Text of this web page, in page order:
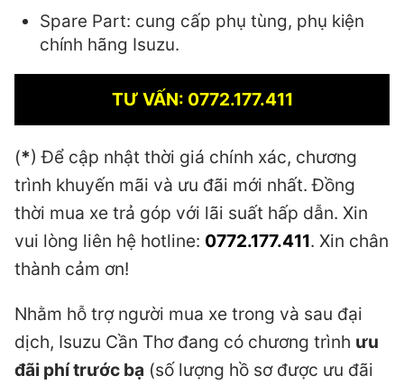
Spare Part: cung cấp phụ tùng, phụ kiện
chính hãng Isuzu.
TƯ VẤN: 0772.177.411
(*) Để cập nhật thời giá chính xác, chương
trình khuyến mãi và ưu đãi mới nhất. Đồng
thời mua xe trả góp với lãi suất hấp dẫn. Xin
vui lòng liên hệ hotline: 0772.177.411. Xin chân
thành cảm ơn!
Nhằm hỗ trợ người mua xe trong và sau đại
dịch, Isuzu Cần Thơ đang có chương trình ưu
đãi phí trước bạ (số lượng hồ sơ được ưu đãi